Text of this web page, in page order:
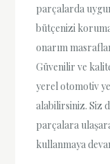
parçalarda
bütçenizi
onarım
Güvenilir ve
yerel otomotiv
alabilirsiniz. Siz
parçalara
kullanmaya